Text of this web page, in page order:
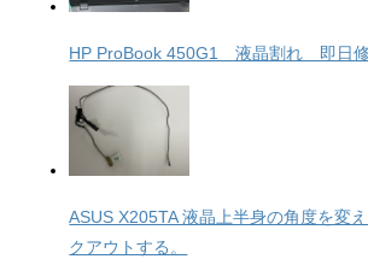
HP ProBook 450G1 液晶割れ 即日
ASUS X205TA 液晶上半身の角度を変
クアウトする。